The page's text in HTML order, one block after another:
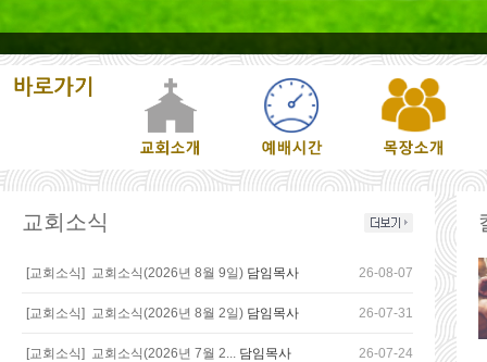
교회소식
[교회소식] 교회소식(2026년 8월 9일) 26-08-07
담임목사
[교회소식] 교회소식(2026년 8월 2일) 26-07-31
담임목사
[교회소식] 교회소식(2026년 7월 2... 26-07-24
담임목사